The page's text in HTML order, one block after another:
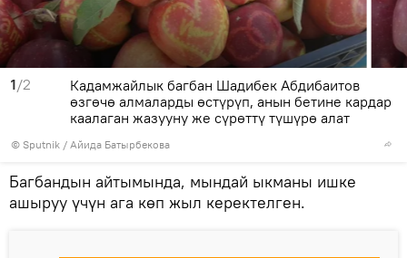
1/2
© Sputnik / Айида Батырбекова
Кадамжайлык багбан Шадибек Абдибаитов
өзгөчө алмаларды өстүрүп, анын бетине кардар
каалаган жазууну же сүрөттү түшүрө алат
Багбандын айтымында, мындай ыкманы ишке
ашыруу үчүн ага көп жыл керектелген.